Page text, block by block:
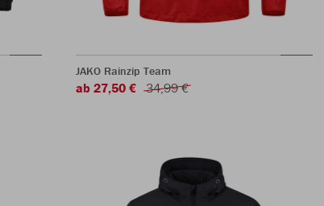
JAKO Rainzip Team
ab 27,50 € 34,99 €